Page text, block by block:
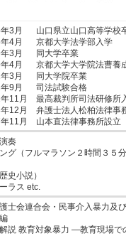
年3月
山口県立山口高等学
年4月
京都大学法学部入学
年3月
同大学卒業
年4月
京都大学大学院法曹
年3月
同大学院卒業
年9月
司法試験合格
年11月 最高裁判所司法研修所
12月 弁護士法人松柏法律事
11月 山本直法律事務所設立
奏
グ（フルマラソン２時間３５分
史小説）
ラス etc.
士会連合会・民事介入暴力及
解説 教育対象暴力 ―教育現場で